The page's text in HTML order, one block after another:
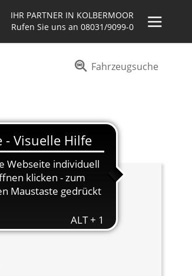
Fahrzeugsuche
IHR PARTNER IN KOLBERMOOR
Rufen Sie uns an 08031/9099-0